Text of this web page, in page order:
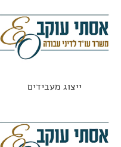
ייצוג מעבידים